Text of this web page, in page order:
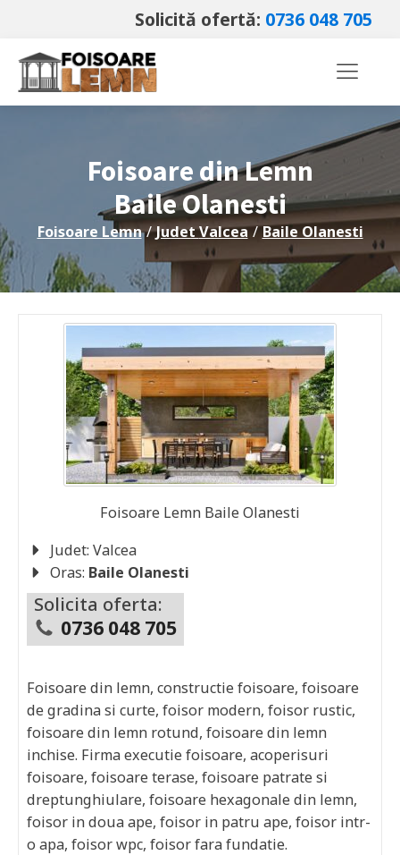
Solicită ofertă: 0736 048 705
Foisoare din Lemn
Baile Olanesti
Foisoare Lemn / JudetValcea / Baile Olanesti
Foisoare Lemn Baile Olanesti
Judet: Valcea
Oras: Baile Olanesti
Solicita oferta:
0736 048 705
Foisoare din lemn, constructie foisoare, foisoare
de gradina si curte, foisor modern, foisor rustic,
foisoare din lemn rotund, foisoare din lemn
inchise. Firma executie foisoare, acoperisuri
foisoare, foisoare terase, foisoare patrate si
dreptunghiulare, foisoare hexagonale din lemn,
foisor in doua ape, foisor in patru ape, foisor intr-
o apa, foisor wpc, foisor fara fundatie.